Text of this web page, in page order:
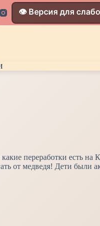
👁️ Версия для
переработки есть на
от медведя! Дети были